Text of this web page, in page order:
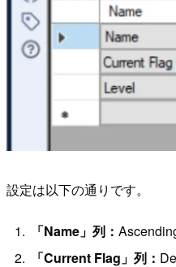
設定は以下の通りです。
「Name」列：
「Current Flag」列：